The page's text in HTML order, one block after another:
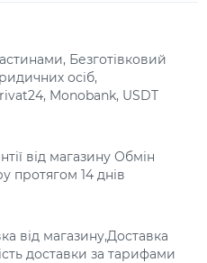
Безготівковий
осіб,
Monobank, USDT
від магазину Обмін
протягом 14 днів
від магазину,Доставка
доставки за тарифами